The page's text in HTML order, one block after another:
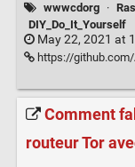
wwwcdorg ·
DIY_Do_It_Yourself
May 22, 2021 at
https://github.com/
Comment
routeur Tor